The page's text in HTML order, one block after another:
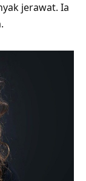
jerawat. Ia